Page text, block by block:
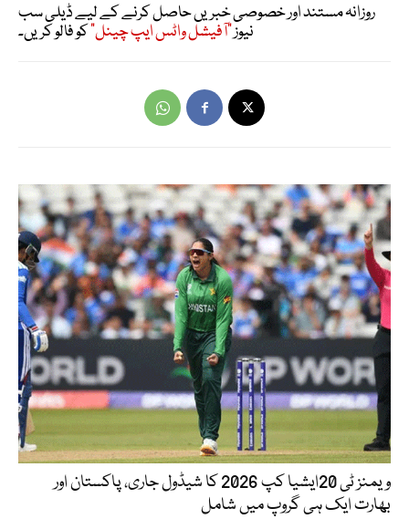
روزانہ مستند اور خصوصی خبریں حاصل کرنے کے لیے ڈیلی سب
نیوز"آفیشل واٹس ایپ چینل"کو فالو کریں۔
ویمنز ٹی 20ایشیا کپ 2026 کا شیڈول جاری، پاکستان اور
بھارت ایک ہی گروپ میں شامل